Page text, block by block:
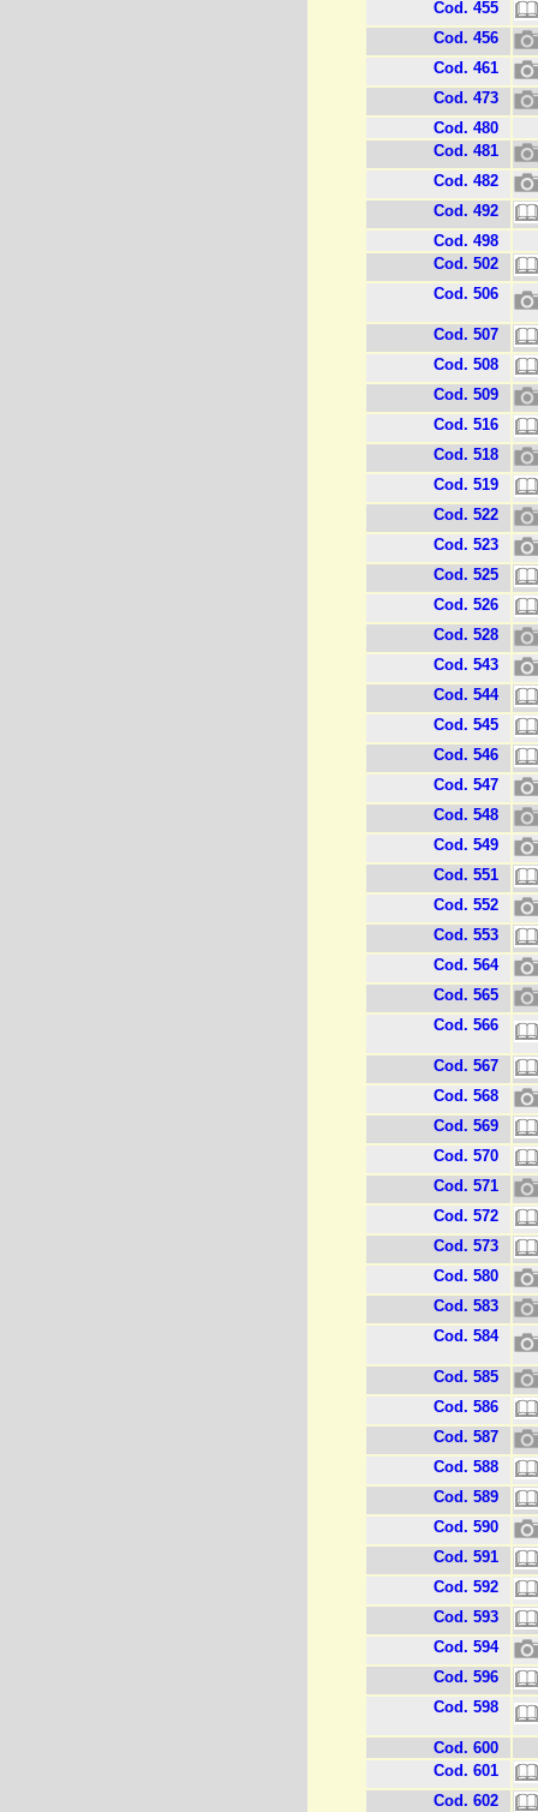
Cod. 455
Cod. 456
Cod. 461
Cod. 473
Cod. 480
Cod. 481
Cod. 482
Cod. 492
Cod. 498
Cod. 502
Cod. 506
Cod. 507
Cod. 508
Cod. 509
Cod. 516
Cod. 518
Cod. 519
Cod. 522
Cod. 523
Cod. 525
Cod. 526
Cod. 528
Cod. 543
Cod. 544
Cod. 545
Cod. 546
Cod. 547
Cod. 548
Cod. 549
Cod. 551
Cod. 552
Cod. 553
Cod. 564
Cod. 565
Cod. 566
Cod. 567
Cod. 568
Cod. 569
Cod. 570
Cod. 571
Cod. 572
Cod. 573
Cod. 580
Cod. 583
Cod. 584
Cod. 585
Cod. 586
Cod. 587
Cod. 588
Cod. 589
Cod. 590
Cod. 591
Cod. 592
Cod. 593
Cod. 594
Cod. 596
Cod. 598
Cod. 600
Cod. 601
Cod. 602